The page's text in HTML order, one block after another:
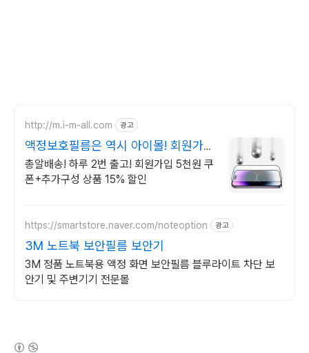
http://m.i-m-all.com 광고
액정보호필름은 역시 아이몰! 회원가입
즉시사용 5천원쿠폰
총알배송! 하루 2번 출고! 회원가입 5천원 쿠
폰+추가구성 상품 15% 할인
https://smartstore.naver.com/noteoption 광고
3M 노트북 보안필름 보안기
3M 정품 노트북용 액정 화면 보안필름 블루라이트 차단 보
안기 및 주변기기 전문몰